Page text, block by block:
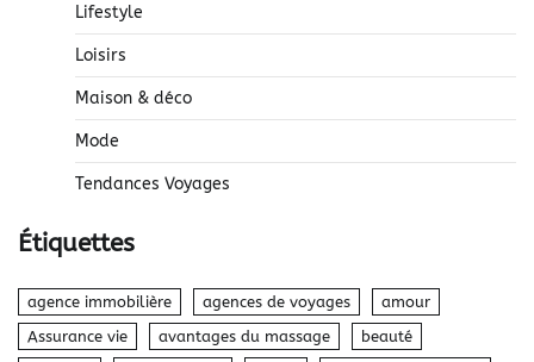
Lifestyle
Loisirs
Maison & déco
Mode
Tendances Voyages
Étiquettes
agence immobilière agences de voyages
amour
Assurance vie
avantages du massage
beauté